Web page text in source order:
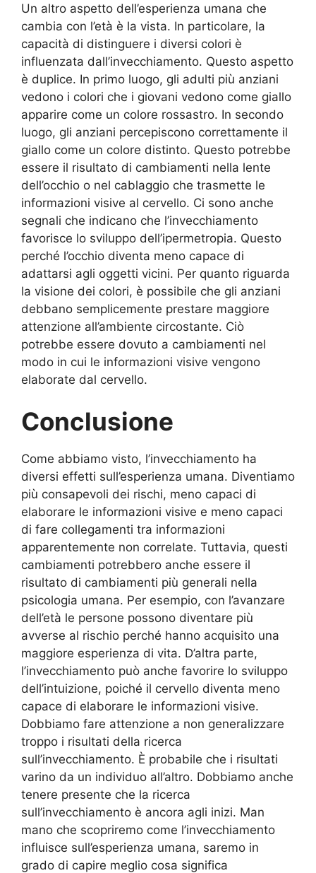
Un altro aspetto dell’esperienza umana che
cambia con l’età è la vista. In particolare, la
capacità di distinguere i diversi colori è
influenzata dall’invecchiamento. Questo aspetto
è duplice. In primo luogo, gli adulti più anziani
vedono i colori che i giovani vedono come giallo
apparire come un colore rossastro. In secondo
luogo, gli anziani percepiscono correttamente il
giallo come un colore distinto. Questo potrebbe
essere il risultato di cambiamenti nella lente
dell’occhio o nel cablaggio che trasmette le
informazioni visive al cervello. Ci sono anche
segnali che indicano che l’invecchiamento
favorisce lo sviluppo dell’ipermetropia. Questo
perché l’occhio diventa meno capace di
adattarsi agli oggetti vicini. Per quanto riguarda
la visione dei colori, è possibile che gli anziani
debbano semplicemente prestare maggiore
attenzione all’ambiente circostante. Ciò
potrebbe essere dovuto a cambiamenti nel
modo in cui le informazioni visive vengono
elaborate dal cervello.
Conclusione
Come abbiamo visto, l’invecchiamento ha
diversi effetti sull’esperienza umana. Diventiamo
più consapevoli dei rischi, meno capaci di
elaborare le informazioni visive e meno capaci
di fare collegamenti tra informazioni
apparentemente non correlate. Tuttavia, questi
cambiamenti potrebbero anche essere il
risultato di cambiamenti più generali nella
psicologia umana. Per esempio, con l’avanzare
dell’età le persone possono diventare più
avverse al rischio perché hanno acquisito una
maggiore esperienza di vita. D’altra parte,
l’invecchiamento può anche favorire lo sviluppo
dell’intuizione, poiché il cervello diventa meno
capace di elaborare le informazioni visive.
Dobbiamo fare attenzione a non generalizzare
troppo i risultati della ricerca
sull’invecchiamento. È probabile che i risultati
varino da un individuo all’altro. Dobbiamo anche
tenere presente che la ricerca
sull’invecchiamento è ancora agli inizi. Man
mano che scopriremo come l’invecchiamento
influisce sull’esperienza umana, saremo in
grado di capire meglio cosa significa